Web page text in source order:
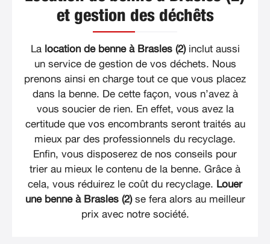
et gestion des déchêts
La location de benne à Brasles (2)inclut aussi
un service de gestion de vos déchets. Nous
prenons ainsi en charge tout ce que vous placez
dans la benne. De cette façon, vous n’avez à
vous soucier de rien. En effet, vous avez la
certitude que vos encombrants seront traités au
mieux par des professionnels du recyclage.
Enfin, vous disposerez de nos conseils pour
trier au mieux le contenu de la benne. Grâce à
cela, vous réduirez le coût du recyclage. Louer
une benne à Brasles (2)se fera alors au meilleur
prix avec notre société.